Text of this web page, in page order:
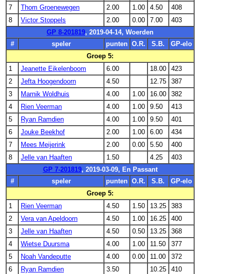
7
Thom Groenewegen 2.00 1.00 4.50
408
8
Victor Stoppels 2.00 0.00 7.00
403
GP 8-201819, 2019-04-14, Woerden
#
speler punten O.R. S.B.
GP-elo
Groep 5:
1
Jeanette Eikelenboom 6.00 18.00
423
2
Jefta Hoogendoorn 4.50 12.75
387
3
Marnik Woldhuis 4.00 1.00 16.00
382
4
Rien Veerman 4.00 1.00 9.50
413
5
Ryan Ramdien 4.00 1.00 9.50
401
6
Jouke Beekhof 2.00 1.00 6.00
434
7
Mees Meijerink 2.00 0.00 5.50
400
8
Jelle van Haaften 1.50 4.25
403
GP 7-201819, 2019-03-09, En Passant
#
speler punten O.R. S.B.
GP-elo
Groep 5:
1
Rien Veerman 4.50 1.50 13.25
383
2
Vera van Apeldoorn 4.50 1.00 16.25
400
3
Jelle van Haaften 4.50 0.50 13.25
368
4
Wietse Duursma 4.00 1.00 11.50
377
5
Noah Vandeputte 4.00 0.00 11.00
372
6
Ryan Ramdien 3.50 10.25 410